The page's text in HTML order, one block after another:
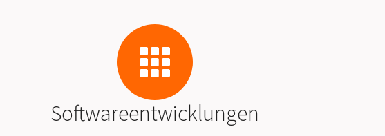
Softwareentwicklungen